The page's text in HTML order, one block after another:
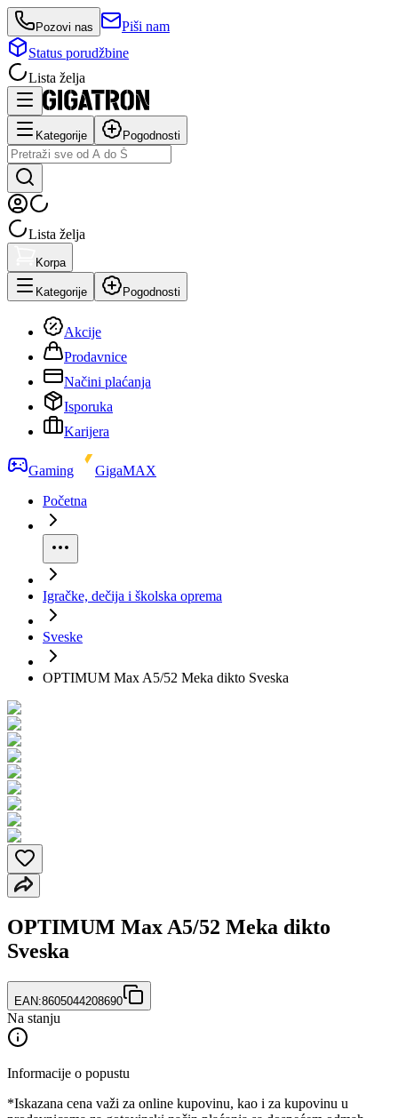
Pozovi nas
Piši nam
Status porudžbine
Lista želja
Kategorije Pogodnosti
Lista želja
Korpa
Kategorije Pogodnosti
Akcije
Prodavnice
Načini plaćanja
Isporuka
Karijera
Gaming
GigaMAX
Početna
Igračke, dečija i školska oprema
Sveske
OPTIMUM Max A5/52 Meka dikto Sveska
OPTIMUM Max A5/52 Meka dikto
Sveska
EAN:8605044208690
Na stanju
Informacije o popustu
*Iskazana cena važi za online kupovinu, kao i za kupovinu u